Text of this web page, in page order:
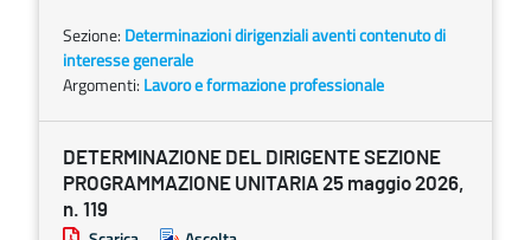
Sezione: Determinazioni dirigenziali aventi contenuto di
interesse generale
Argomenti: Lavoro e formazione professionale
DETERMINAZIONE DEL DIRIGENTE SEZIONE
PROGRAMMAZIONE UNITARIA 25 maggio 2026,
n. 119